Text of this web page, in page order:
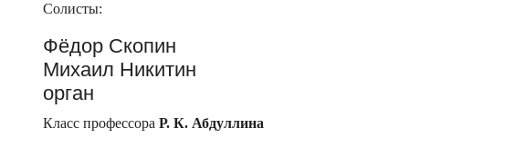
Солисты:
Фёдор Скопин
Михаил Никитин
орган
Класс профессора Р. К. Абдуллина